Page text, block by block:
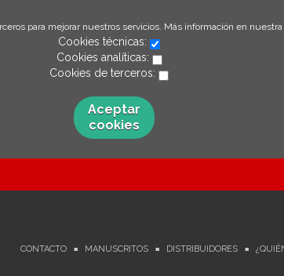
para mejorar nuestros servicios. Más información en nuestra
Cookies técnicas:
Cookies analíticas:
Cookies de terceros:
Aceptar
cookies
CONTACTO MANUSCRITOS DISTRIBUIDORES